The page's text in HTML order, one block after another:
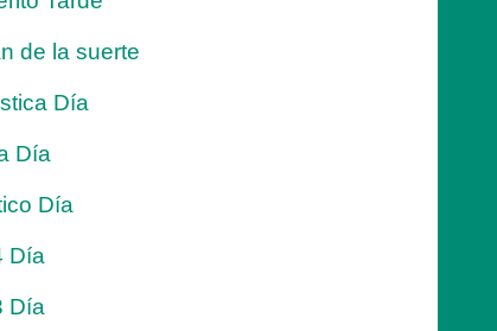
de la suerte
Día
Día
Día
Día
Día